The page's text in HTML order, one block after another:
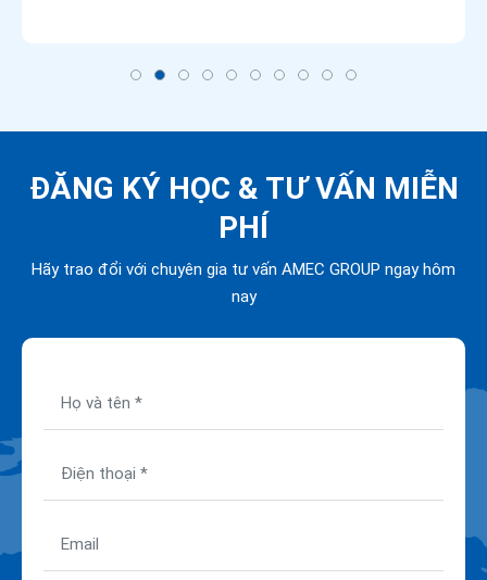
ĐĂNG KÝ HỌC & TƯ VẤN MIỄN
PHÍ
Hãy trao đổi với chuyên gia tư vấn AMEC GROUP ngay hôm
nay